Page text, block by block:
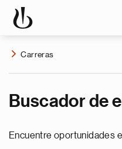
Carreras
Buscador de
Encuentre oportunidades